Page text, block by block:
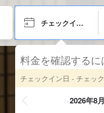
チェックイン日
料金を確認する
チェックイン日 - チェッ
2026年8月